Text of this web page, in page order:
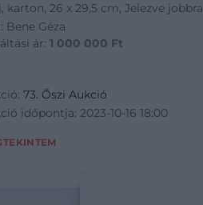
karton, 26 x 29,5 cm, Jelezve jobbra
Bene Géza
ár: 1 000 000 Ft
73. Őszi Aukció
időpontja: 2023-10-16 18:00